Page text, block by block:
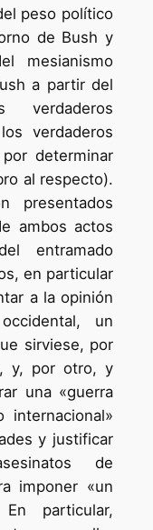
peso político
de Bush y
mesianismo
a partir del
verdaderos
determinar
al respecto).
presentados
ambos actos
entramado
en particular
a la opinión
un
sirviese, por
y, por otro, y
una «guerra
internacional»
y justificar
de
imponer «un
particular,